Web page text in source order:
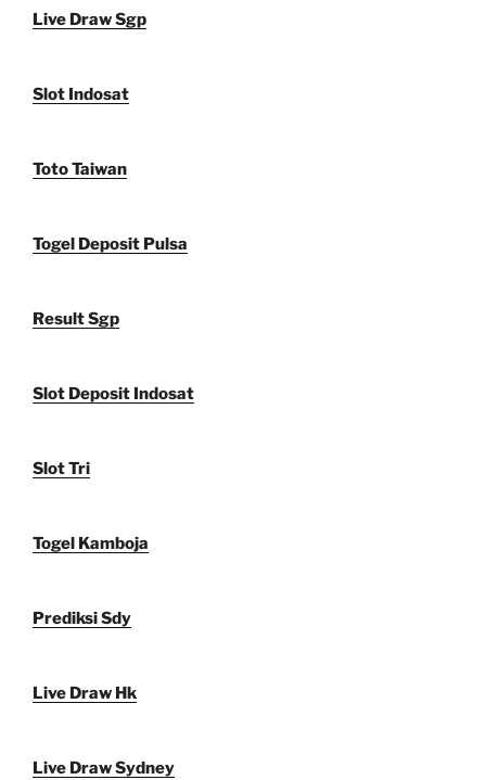
Live Draw Sgp
Slot Indosat
Toto Taiwan
Togel Deposit Pulsa
Result Sgp
Slot Deposit Indosat
Slot Tri
Togel Kamboja
Prediksi Sdy
Live Draw Hk
Live Draw Sydney